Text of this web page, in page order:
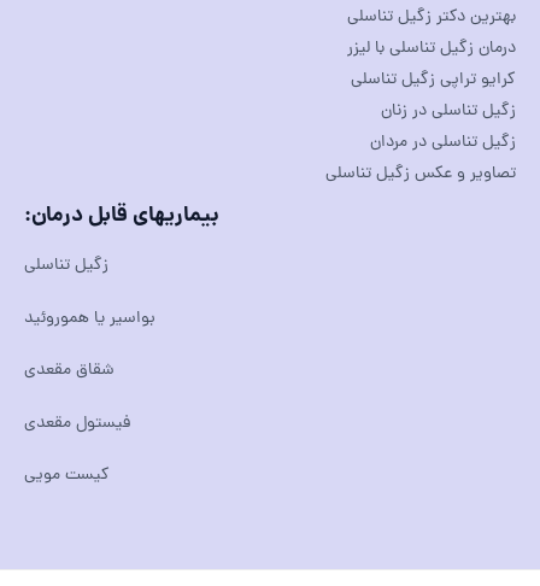
بهترین دکتر زگیل تناسلی
درمان زگیل تناسلی با لیزر
کرایو تراپی زگیل تناسلی
زگیل تناسلی در زنان
زگیل تناسلی در مردان
تصاویر و عکس زگیل تناسلی
بیماریهای قابل درمان:
زگیل تناسلی
بواسیر یا هموروئید
شقاق مقعدی
فیستول مقعدی
کیست مویی